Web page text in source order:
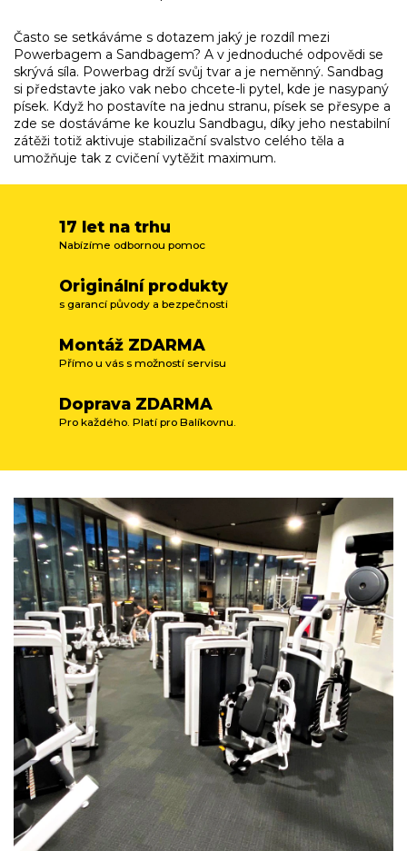
l
á
d
a
c
í
p
r
k
ý
i
s
u
Často se setkáváme s dotazem jaký je rozdíl mezi
Powerbagem a Sandbagem? A v jednoduché odpovědi se
skrývá síla. Powerbag drží svůj tvar a je neměnný. Sandbag
si představte jako vak nebo chcete-li pytel, kde je nasypaný
písek. Když ho postavíte na jednu stranu, písek se přesype a
zde se dostáváme ke kouzlu Sandbagu, díky jeho nestabilní
zátěži totiž aktivuje stabilizační svalstvo celého těla a
umožňuje tak z cvičení vytěžit maximum.
17 let na trhu
Nabízíme odbornou pomoc
Originální produkty
s garancí původy a bezpečnosti
Montáž ZDARMA
Přímo u vás s možností servisu
Doprava ZDARMA
Pro každého. Platí pro Balíkovnu.